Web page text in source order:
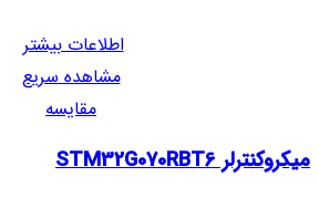
اطلاعات بیشتر
مشاهده سریع
مقایسه
میکروکنترلر STM32G070RBT6